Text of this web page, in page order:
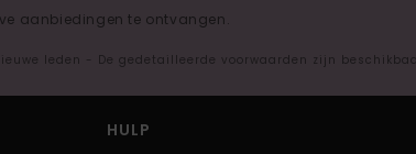
aanbiedingen te ontvangen.
leden - De gedetailleerde voorwaarden zijn
HULP